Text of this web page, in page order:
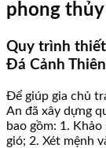
phong
Quy trình
Đá Cảnh
Để giúp gia chủ
An đã xây dựng
bao gồm: 1.
gió; 2. Xét mệnh